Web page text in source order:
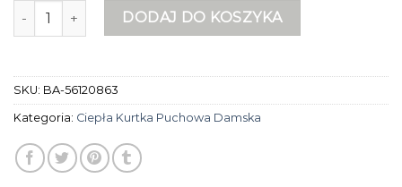
ilość ciepła kurtka puchowa damska
DODAJ DO KOSZYKA
SKU: BA-56120863
Kategoria: Ciepła Kurtka Puchowa Damska